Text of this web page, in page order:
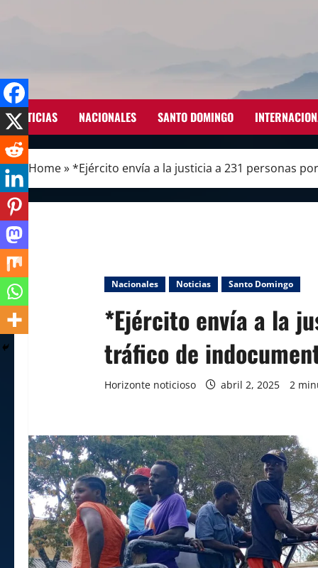
NOTICIAS NACIONALES SANTO DOMINGO
Home»*Ejército envía a la justicia a 231 personas
Nacionales Noticias Santo Domingo
*Ejército envía a la
tráfico de
Horizonte noticioso abril 2, 2025 2